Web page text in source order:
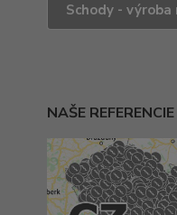
Schody - výroba
NAŠE REFERENCIE